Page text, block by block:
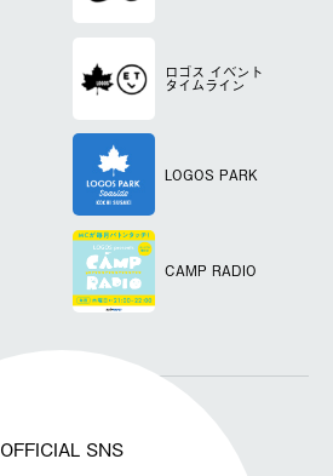
ロゴス イベント
タイムライン
LOGOS PARK
CAMP RADIO
OFFICIAL SNS